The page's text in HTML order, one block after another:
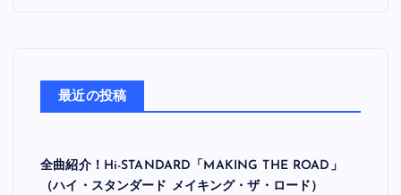
最近の投稿
全曲紹介！Hi-STANDARD「MAKING THE ROAD」
（ハイ・スタンダード メイキング・ザ・ロード）